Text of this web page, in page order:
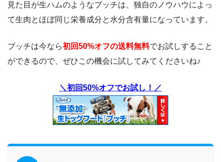
見た目が生ハムのようなブッチは、独自のノウハウによっ
て生肉とほぼ同じ栄養成分と水分含有量になっています。
ブッチは今なら初回50%オフの送料無料でお試しすること
ができるので、ぜひこの機会に試してみてくださいね♪
＼初回50%オフでお試し！／